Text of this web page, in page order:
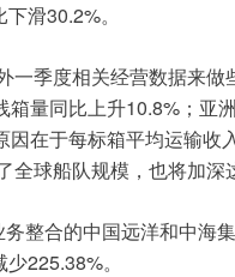
下滑30.2%。
一季度相关经营数据来
箱量同比上升10.8% ；亚
因在于每标箱平均运输收
全球船队规模，也将加深
务整合的中国远洋和中海
少225.38%。